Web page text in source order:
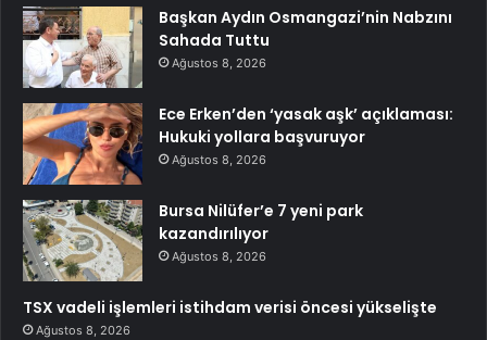
Başkan Aydın Osmangazi’nin Nabzını
Sahada Tuttu
Ağustos 8, 2026
Ece Erken’den ‘yasak aşk’ açıklaması:
Hukuki yollara başvuruyor
Ağustos 8, 2026
Bursa Nilüfer’e 7 yeni park
kazandırılıyor
Ağustos 8, 2026
TSX vadeli işlemleri istihdam verisi öncesi yükselişte
Ağustos 8, 2026